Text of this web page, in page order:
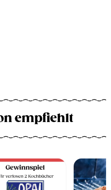
empfiehlt